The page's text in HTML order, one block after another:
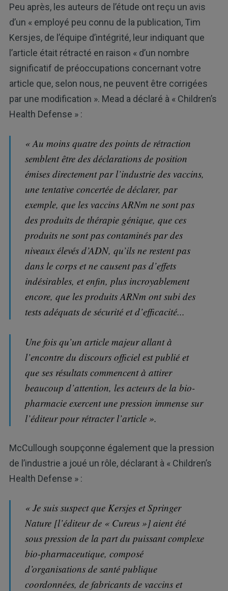
Peu après, les auteurs de l’étude ont reçu un avis
d’un « employé peu connu de la publication, Tim
Kersjes, de l’équipe d’intégrité, leur indiquant que
l’article était rétracté en raison « d’un nombre
significatif de préoccupations concernant votre
article que, selon nous, ne peuvent être corrigées
par une modification ». Mead a déclaré à « Children’s
Health Defense » :
« Au moins quatre des points de rétraction
semblent être des déclarations de position
émises directement par l’industrie des vaccins,
une tentative concertée de déclarer, par
exemple, que les vaccins ARNm ne sont pas
des produits de thérapie génique, que ces
produits ne sont pas contaminés par des
niveaux élevés d’ADN, qu’ils ne restent pas
dans le corps et ne causent pas d’effets
indésirables, et enfin, plus incroyablement
encore, que les produits ARNm ont subi des
tests adéquats de sécurité et d’efficacité...
Une fois qu’un article majeur allant à
l’encontre du discours officiel est publié et
que ses résultats commencent à attirer
beaucoup d’attention, les acteurs de la bio-
pharmacie exercent une pression immense sur
l’éditeur pour rétracter l’article ».
McCullough soupçonne également que la pression
de l’industrie a joué un rôle, déclarant à « Children’s
Health Defense » :
« Je suis suspect que Kersjes et Springer
Nature [l’éditeur de « Cureus »] aient été
sous pression de la part du puissant complexe
bio-pharmaceutique, composé
d’organisations de santé publique
coordonnées, de fabricants de vaccins et